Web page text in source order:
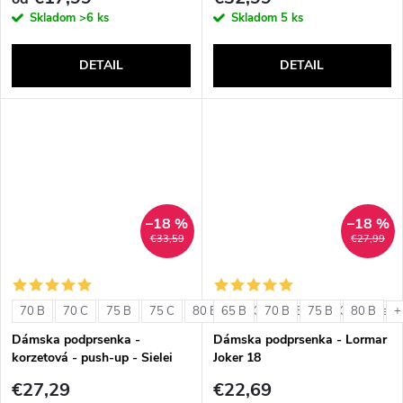
Skladom >6 ks
DETAIL
Skladom 5 ks
DETAIL
€33,59
–18 %
70 B 70 C 75 B 75 C 80 B 80 C 85 B 85 C +
Dámska podprsenka -
korzetová - push-up - Sielei
€27,29
€27,99
–18 %
65 B 70 B 75 B 80 B
Dámska podprsenka - Lormar
Joker 18
€22,69